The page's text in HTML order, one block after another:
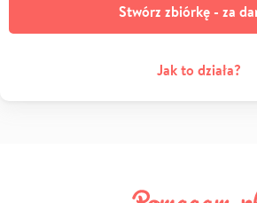
Stwórz zbiórkę - za
Jak to działa?